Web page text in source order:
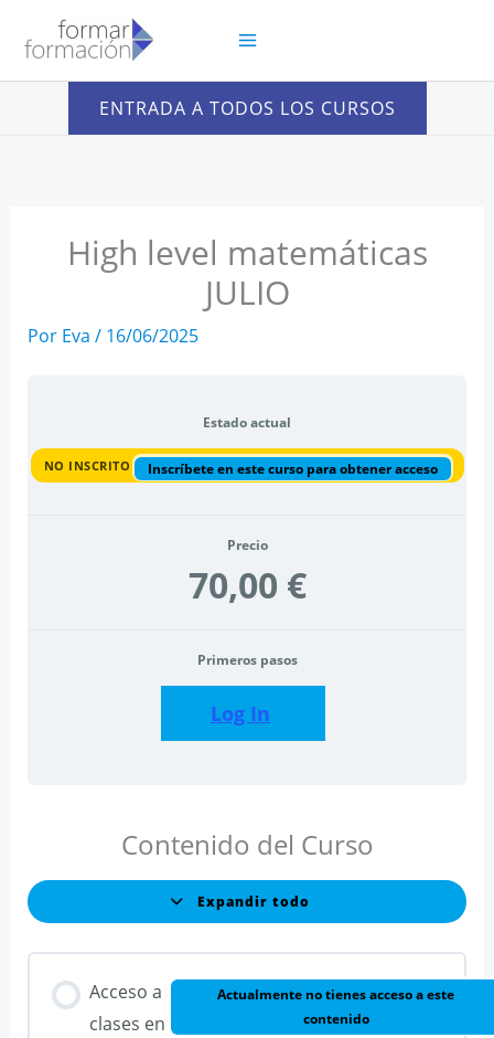
contenido
ENTRADA A TODOS LOS CURSOS
High level matemáticas
JULIO
Por Eva / 16/06/2025
Estado actual
NO INSCRITO Inscríbete en este curso para obtener acceso
Precio
70,00 €
Primeros pasos
Log In
Contenido del Curso
Expandir todo
Lecciones
Acceso a
clases en
Actualmente no tienes acceso a este
contenido